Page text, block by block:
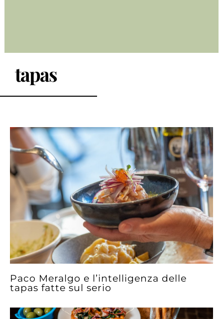
tapas
Paco Meralgo e l’intelligenza delle
tapas fatte sul serio